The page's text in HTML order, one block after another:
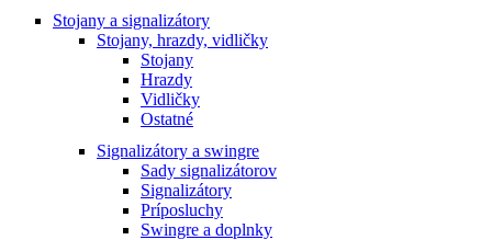
Stojany a signalizátory
Stojany, hrazdy, vidličky
Stojany
Hrazdy
Vidličky
Ostatné
Signalizátory a swingre
Sady signalizátorov
Signalizátory
Príposluchy
Swingre a doplnky